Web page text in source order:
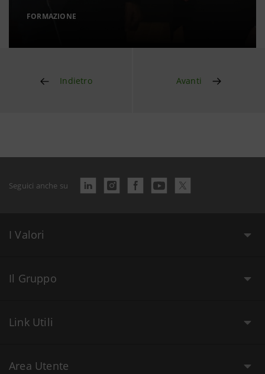
FORMAZIONE
Indietro Avanti
Seguici anche su
I Valori
Il Gruppo
Link Utili
Area Utente